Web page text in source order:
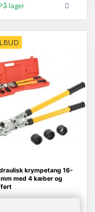
lager
krympetang 16-
med 4 kæber og